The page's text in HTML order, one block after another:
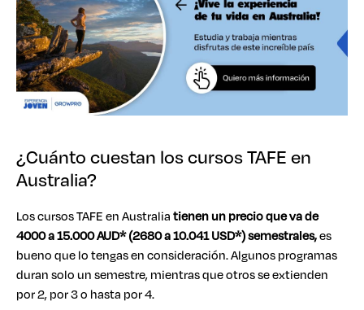
¿Cuánto cuestan los cursos TAFE en
Australia?
Los cursos TAFE en Australiatienen un precio que va de
4000 a 15.000 AUD* (2680 a 10.041 USD*) semestrales,es
bueno que lo tengas en consideración. Algunos programas
duran solo un semestre, mientras que otros se extienden
por 2, por 3 o hasta por 4.